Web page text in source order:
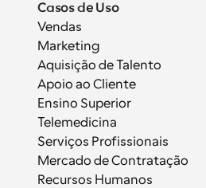
Casos de Uso
Vendas
Marketing
Aquisição de Talento
Apoio ao Cliente
Ensino Superior
Telemedicina
Serviços Profissionais
Mercado de Contratação
Recursos Humanos